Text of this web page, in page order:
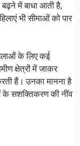
में बाधा आती है,
भी सीमाओं को पार
के लिए कई
क्षेत्रों में जाकर
हैं। उनका मानना है
के सशक्तिकरण की नींव